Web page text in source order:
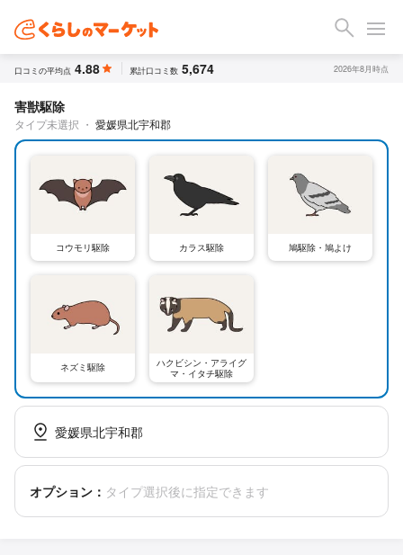
口コミの平均点 4.88 累計口コミ数 5,674 2026年8月時点
害獣駆除
タイプ未選択 ・ 愛媛県北宇和郡
コウモリ駆除 カラス駆除 鳩駆除・鳩よけ
ネズミ駆除
ハクビシン・アライグ
マ・イタチ駆除
愛媛県北宇和郡
オプション： タイプ選択後に指定できます